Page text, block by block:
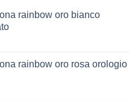
rainbow oro bianco
rainbow oro rosa orologio